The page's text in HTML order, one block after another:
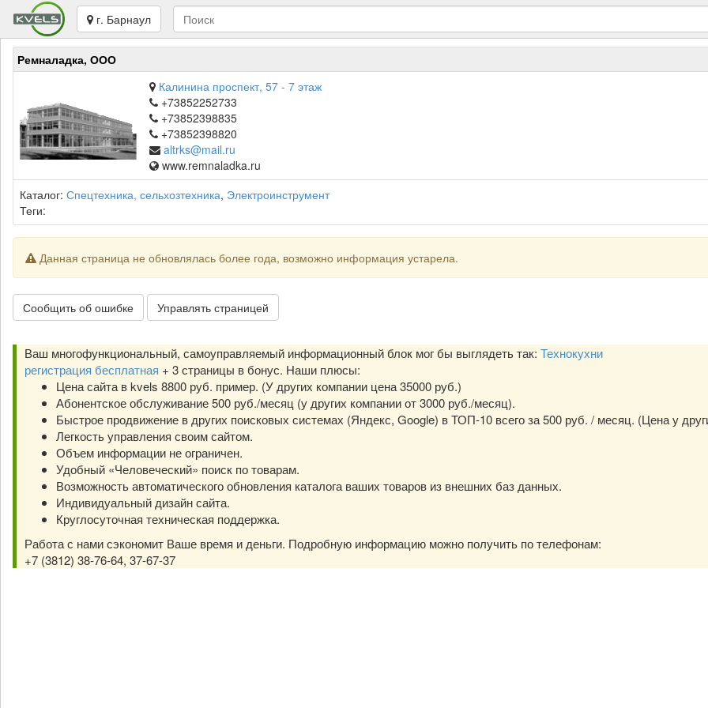
г. Барнаул
Ремналадка, ООО
Калинина проспект, 57 - 7 этаж
+73852252733
+73852398835
+73852398820
altrks@mail.ru
www.remnaladka.ru
Каталог: Спецтехника, сельхозтехника, Электроинструмент
Теги:
Данная страница не обновлялась более года, возможно информация устарела.
Сообщить об ошибке Управлять страницей
Ваш многофункциональный, самоуправляемый информационный блок мог бы выглядеть так: Технокухни
регистрация бесплатная + 3 страницы в бонус. Наши плюсы:
Цена сайта в kvels 8800 руб. пример. (У других компании цена 35000 руб.)
Абонентское обслуживание 500 руб./месяц (у других компании от 3000 руб./месяц).
Быстрое продвижение в других поисковых системах (Яндекс, Google) в ТОП-10 всего за 500 руб. / месяц. (Цена у
Легкость управления своим сайтом.
Объем информации не ограничен.
Удобный «Человеческий» поиск по товарам.
Возможность автоматического обновления каталога ваших товаров из внешних баз данных.
Индивидуальный дизайн сайта.
Круглосуточная техническая поддержка.
Работа с нами сэкономит Ваше время и деньги. Подробную информацию можно получить по телефонам:
+7 (3812) 38-76-64, 37-67-37